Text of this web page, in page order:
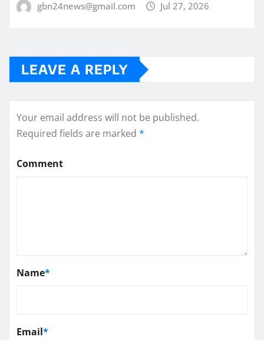
gbn24news@gmail.com Jul 27, 2026
LEAVE A REPLY
Your email address will not be published.
Required fields are marked *
Comment
Name*
Email*